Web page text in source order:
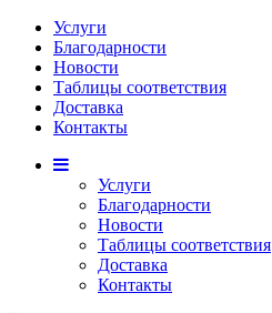
Услуги
Благодарности
Новости
Таблицы соответствия
Доставка
Контакты
Услуги
Благодарности
Новости
Таблицы соответствия
Доставка
Контакты